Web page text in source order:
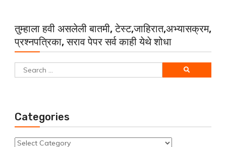
तुम्हाला हवी असलेली बातमी, टेस्ट,जाहिरात,अभ्यासक्रम,
प्रश्नपत्रिका, सराव पेपर सर्व काही येथे शोधा
Search
for:
Categories
Categories